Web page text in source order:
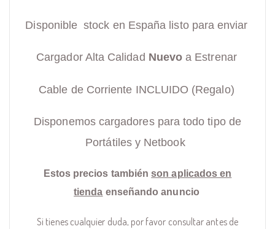
Disponible stock en España listo para enviar
Cargador Alta Calidad Nuevo a Estrenar
Cable de Corriente INCLUIDO (Regalo)
Disponemos cargadores para todo tipo de
Portátiles y Netbook
Estos precios también son aplicados en
tienda enseñando anuncio
Si tienes cualquier duda, por favor consultar antes de